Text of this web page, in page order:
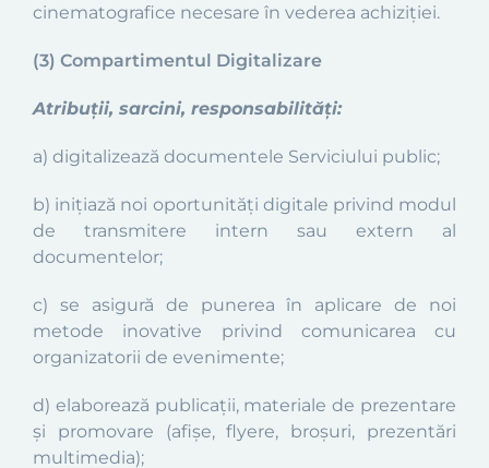
cinematografice necesare în vederea achiziției.
(3) Compartimentul Digitalizare
Atribuții, sarcini, responsabilități:
a) digitalizează documentele Serviciului public;
b) inițiază noi oportunități digitale privind modul
de transmitere intern sau extern al
documentelor;
c) se asigură de punerea în aplicare de noi
metode inovative privind comunicarea cu
organizatorii de evenimente;
d) elaborează publicații, materiale de prezentare
și promovare (afișe, flyere, broșuri, prezentări
multimedia);